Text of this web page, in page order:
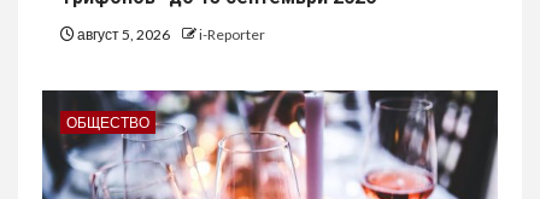
август 5, 2026 i-Reporter
ОБЩЕСТВО